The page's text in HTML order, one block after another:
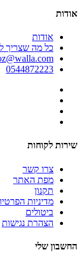
אודות
אודות
כל מה שצריך
0544872223
שירות לקוחות
צרו קשר
מפת האתר
תקנון
מדיניות
ביטולים
הצהרת נגישות
החשבון שלי